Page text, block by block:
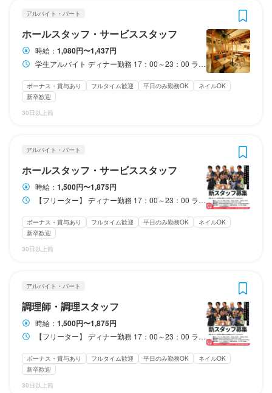
アルバイト・パート
ホールスタッフ・サービススタッフ
時給： 1,080円〜1,437円
学生アルバイト ディナー勤務 17：00～23：00 ランチ勤務 9：00～14：30
ボーナス・賞与あり フルタイム歓迎 平日のみ勤務OK
ネイルOK
新卒歓迎
30日以上前
アルバイト・パート
ホールスタッフ・サービススタッフ
時給： 1,500円〜1,875円
【フリーター】 ディナー勤務 17：00～23：00 ランチ勤務 8：00～14：30 ◆月10日以上の勤務必須 ※金土日6日以上含む ※繁忙期出勤必須
ボーナス・賞与あり フルタイム歓迎 平日のみ勤務OK
ネイルOK
新卒歓迎
30日以上前
アルバイト・パート
調理師・調理スタッフ
時給： 1,500円〜1,875円
【フリーター】 ディナー勤務 17：00～23：00 ランチ勤務 8：00～14：30 ◆月10日以上の勤務必須 ※金土日6日以上含む ※繁忙期出勤必須
ボーナス・賞与あり フルタイム歓迎 平日のみ勤務OK
ネイルOK
新卒歓迎
30日以上前
※前職給与や経験・スキルに合わせて給与設定しますので、面接時
にご相談ください♪
◆業績賞与あり
◆随時昇給あり
◆食事手当あり　月約30,000円相当
◆交通費支給あり （社内規定による
収入例
▼人材管理、人材教育、メニュー開発、自己研修
勤務時間
15：00～24：00（実働8～、休憩1時間）
※上記時間内でシフト制
※状況により早めに帰宅する場合もあります
休日・休暇
◆選べる公休♪月6日〜12日休み
◆有給休暇
◆充実したプライベートを過ごして欲しいから、休みはしっかり
確保◎メリハリつけて働けます！たくさんリフレッシュできるか
※前職給与や経験・スキルに合わせて給与設定しますので、面接時
にご相談ください♪
◆業績賞与あり
◆随時昇給あり
◆食事手当あり　月約30,000円相当
◆交通費支給あり （社内規定による
収入例
▼人材管理、人材教育、メニュー開発、自己研修
勤務時間
15：00～24：00（実働8～、休憩1時間）
※上記時間内でシフト制
※状況により早めに帰宅する場合もあります
休日・休暇
◆選べる公休♪月6日〜12日休み
◆有給休暇
◆充実したプライベートを過ごして欲しいから、休みはしっかり
確保◎メリハリつけて働けます！たくさんリフレッシュできるか
勤務時間
学生アルバイト
ディナー勤務
17：00～23：00
ランチ勤務
9：00～14：30
ランチタイムのみ勤務OK
転勤なし
長期勤務歓迎
休日・休暇
◆シフト制♪自分の都合に合わせて働けます！
◆スキマ時間に勤務OK（週1日、1日3時間〜）
◆固定シフトでガッツリ勤務OK（週休2日制/週休3日制）
平日のみ勤務OK(土日休み) 土日祝のみ勤務OK
◆ネイル自由（常識の範囲内）
◆美味しいまかないあり♪
◆交通費全額支給♪
◆WワークOK！掛け持ち大歓迎♪
まかない・食事補助あり 社会保険完備 制服貸与
研修制度あり
社内イベントあり(旅行、BBQ等)
独立実績あり
＜収入例＞
～フリーター　Aさん　時給：1,500円 ～
(週5日/1日6時間 勤務の場合)
+インセンティブ月10,000円支給
⇒月収190,000円
※月4週換算での目安金額
～フリーター　Bさん　時給：1,500円 ～
(週5日/1日8時間 勤務の場合)
⇒月収250,000円
勤務時間
【フリーター】
ディナー勤務
17：00～23：00
ランチ勤務
※金土日6日以上含む
※繁忙期出勤必須
ランチタイムのみ勤務OK 終電考慮あり
フルタイム歓迎
転勤なし
シフト制
休日・休暇
＜収入例＞
～フリーター　Aさん　時給：1,500円 ～
(週5日/1日6時間 勤務の場合)
+インセンティブ月10,000円支給
⇒月収190,000円
※月4週換算での目安金額
～フリーター　Bさん　時給：1,500円 ～
(週5日/1日8時間 勤務の場合)
⇒月収250,000円
勤務時間
【フリーター】
ディナー勤務
17：00～23：00
ランチ勤務
※金土日6日以上含む
※繁忙期出勤必須
ランチタイムのみ勤務OK 終電考慮あり
フルタイム歓迎
転勤なし
シフト制
休日・休暇
勤務時間
ディナー勤務
フリーター　15：00～24：00
学生　　　　17：00～23：00
ランチ勤務
9：00～14：30
ランチタイムのみ勤務OK
転勤なし
長期勤務歓迎
休日・休暇
◆シフト制♪自分の都合に合わせて働けます！
◆スキマ時間に勤務OK（週1日、1日3時間〜）
◆固定シフトでガッツリ勤務OK（週休2日制/週休3日制）
平日のみ勤務OK(土日休み) 土日祝のみ勤務OK
◆ネイル自由（常識の範囲内）
◆美味しい無料まかないあり♪
◆交通費全額支給♪
◆WワークOK！掛け持ち大歓迎♪
まかない・食事補助あり 社会保険完備 制服貸与
研修制度あり
社内イベントあり(旅行、BBQ等)
独立実績あり